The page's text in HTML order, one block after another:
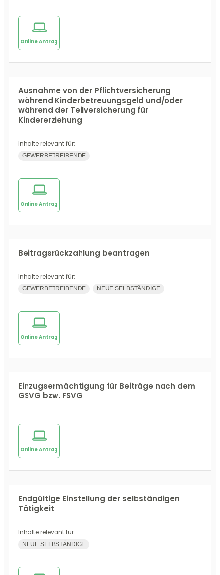
Online Antrag
Ausnahme von der Pflichtversicherung
während Kinderbetreuungsgeld und/oder
während der Teilversicherung für
Kindererziehung
Inhalte relevant für:
GEWERBETREIBENDE
Online Antrag
Beitragsrückzahlung beantragen
Inhalte relevant für:
GEWERBETREIBENDE NEUE SELBSTÄNDIGE
Online Antrag
Einzugsermächtigung für Beiträge nach dem
GSVG bzw. FSVG
Online Antrag
Endgültige Einstellung der selbständigen
Tätigkeit
Inhalte relevant für:
NEUE SELBSTÄNDIGE